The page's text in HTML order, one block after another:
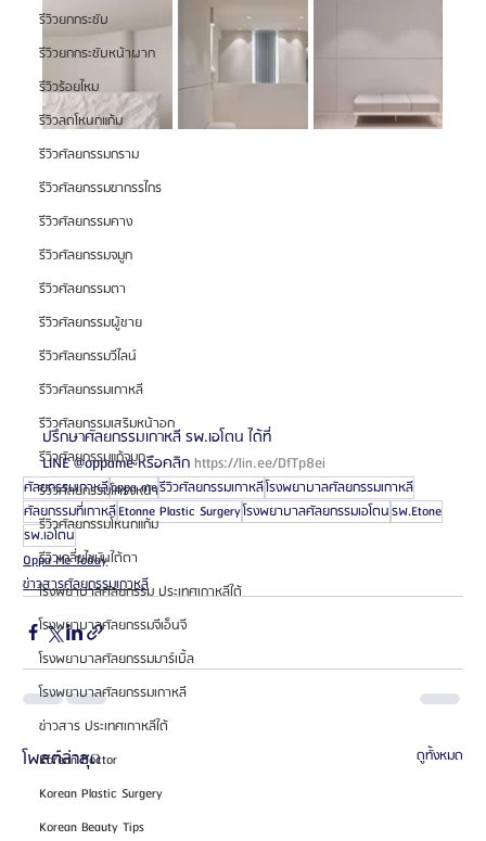
รีวิวยกกระชับ
รีวิวยกกระชับหน้าผาก
รีวิวร้อยไหม
รีวิวลดโหนกแก้ม
รีวิวศัลยกรรมกราม
รีวิวศัลยกรรมขากรรไกร
รีวิวศัลยกรรมคาง
รีวิวศัลยกรรมจมูก
รีวิวศัลยกรรมตา
รีวิวศัลยกรรมผู้ชาย
รีวิวศัลยกรรมวีไลน์
รีวิวศัลยกรรมเกาหลี
รีวิวศัลยกรรมเสริมหน้าอก
รีวิวศัลยกรรมแก้จมูก
รีวิวศัลยกรรมโครงหน้า
รีวิวศัลยกรรมโหนกแก้ม
รีวิวเกลี่ยไขมันใต้ตา
โรงพยาบาลศัลยกรรม ประเทศเกาหลีใต้
โรงพยาบาลศัลยกรรมจีเอ็นจี
โรงพยาบาลศัลยกรรมมาร์เบิ้ล
โรงพยาบาลศัลยกรรมเกาหลี
ข่าวสาร ประเทศเกาหลีใต้
Korean Doctor
Korean Plastic Surgery
Korean Beauty Tips
ปรึกษาศัลยกรรมเกาหลี รพ.เอโตน ได้ที่
LINE @oppame หรือคลิก https://lin.ee/DfTp8ei
ศัลยกรรมเกาหลีoppa meรีวิวศัลยกรรมเกาหลีโรงพยาบาลศัลยกรรมเกาหลี
ศัลยกรรมที่เกาหลีEtonne Plastic Surgeryโรงพยาบาลศัลยกรรมเอโตนรพ.Etone
รพ.เอโตน
Oppa Me Today
ข่าวสารศัลยกรรมเกาหลี
โพสต์ล่าสุด ดูทั้งหมด